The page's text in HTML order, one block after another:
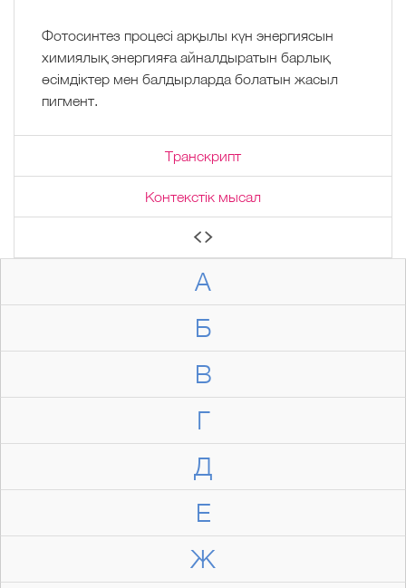
А
Б
В
Г
Д
Е
Ж
Фотосинтез процесі арқылы күн энергиясын
химиялық энергияға айналдыратын барлық
өсімдіктер мен балдырларда болатын жасыл
пигмент.
Транскрипт
Контекстік мысал